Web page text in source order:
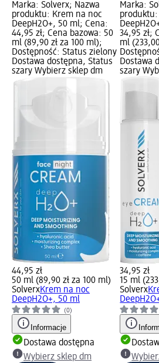
Marka: Solverx; Nazwa
produktu: Krem na noc
DeepH2O+, 50 ml; Cena:
44,95 zł; Cena bazowa: 50
ml (89,90 zł za 100 ml);
Dostępność: Status zielony
Dostawa dostępna, Status
szary Wybierz sklep dm
44,95 zł
50 ml (89,90 zł za 100 ml)
SolverxKrem na noc
DeepH2O+, 50 ml
(0)
Informacje
Dostawa dostępna
Wybierz sklep dm
Marka:
produktu:
34,95 zł;
ml
Dostawa
szary
34,95 zł
15 ml
Solverx